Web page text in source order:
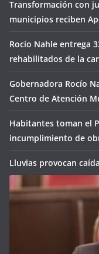
Transformación con
municipios reciben
Rocío Nahle entrega
rehabilitados de la
Gobernadora Rocío
Centro de Atención
Habitantes toman el
incumplimiento de
Lluvias provocan